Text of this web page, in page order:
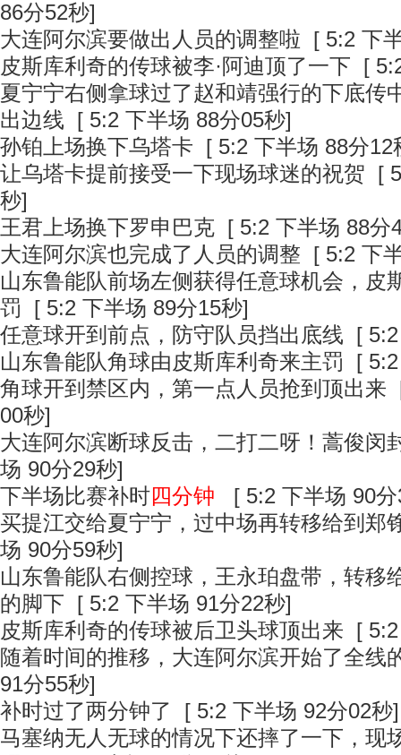
86分52秒]
大连阿尔滨要做出人员的调整啦 [ 5:2 下
皮斯库利奇的传球被李·阿迪顶了一下 [
夏宁宁右侧拿球过了赵和靖强行的下底传
出边线 [ 5:2 下半场 88分05秒]
孙铂上场换下乌塔卡 [ 5:2 下半场 88分12
让乌塔卡提前接受一下现场球迷的祝贺 [
秒]
王君上场换下罗申巴克 [ 5:2 下半场 88分
大连阿尔滨也完成了人员的调整 [ 5:2 下
山东鲁能队前场左侧获得任意球机会，皮
罚 [ 5:2 下半场 89分15秒]
任意球开到前点，防守队员挡出底线 [
山东鲁能队角球由皮斯库利奇来主罚 [
角球开到禁区内，第一点人员抢到顶出来
00秒]
大连阿尔滨断球反击，二打二呀！蒿俊闵
场 90分29秒]
下半场比赛补时四分钟
[ 5:2 下半场 90
买提江交给夏宁宁，过中场再转移给到郑
场 90分59秒]
山东鲁能队右侧控球，王永珀盘带，转移
的脚下 [ 5:2 下半场 91分22秒]
皮斯库利奇的传球被后卫头球顶出来 [
随着时间的推移，大连阿尔滨开始了全线
91分55秒]
补时过了两分钟了
[ 5:2 下半场 92分02秒]
马塞纳无人无球的情况下还摔了一下，现